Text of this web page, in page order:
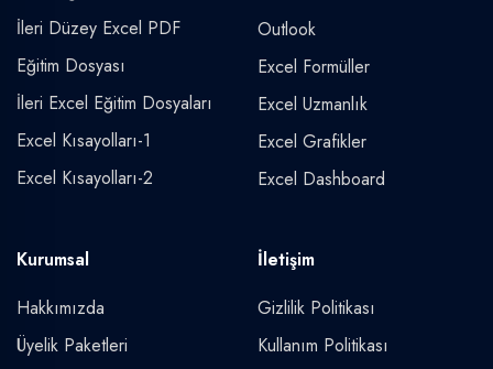
İleri Düzey Excel PDF
Eğitim Dosyası
İleri Excel Eğitim Dosyaları
Excel Kısayolları-1
Excel Kısayolları-2
Outlook
Excel Formüller
Excel Uzmanlık
Excel Grafikler
Excel Dashboard
Kurumsal
Hakkımızda
Üyelik Paketleri
İletişim
Gizlilik Politikası
Kullanım Politikası